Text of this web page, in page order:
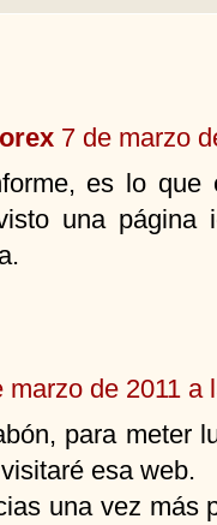
7 de marzo
es lo que
una
marzo de 2011 a
para meter
esa web.
una vez más